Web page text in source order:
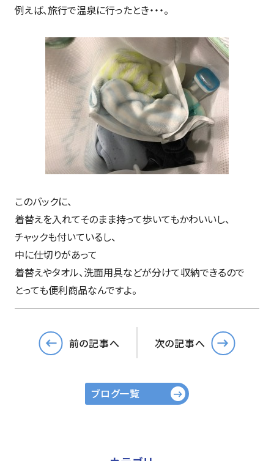
例えば、旅行で温泉に行ったとき・・・。
このバックに、
着替えを入れてそのまま持って歩いてもかわいいし、
チャックも付いているし、
中に仕切りがあって
着替えやタオル、洗面用具などが分けて収納できるので
とっても便利商品なんですよ。
前の記事へ 次の記事へ
ブログ一覧